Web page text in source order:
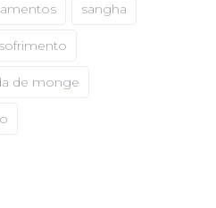
sangha
sofrimento
de monge